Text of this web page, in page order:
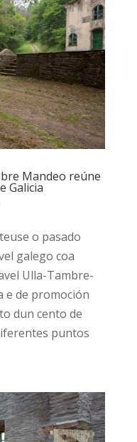
Mandeo reúne
Galicia
o pasado
galego coa
Ulla-Tambre-
e de promoción
dun cento de
puntos